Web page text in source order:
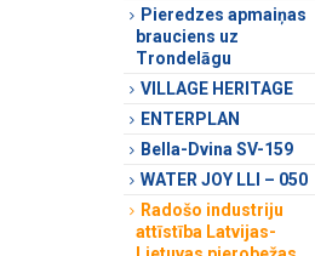
Pieredzes apmaiņas
brauciens uz
Trondelāgu
VILLAGE HERITAGE
ENTERPLAN
Bella-Dvina SV-159
WATER JOY LLI – 050
Radošo industriju
attīstība Latvijas-